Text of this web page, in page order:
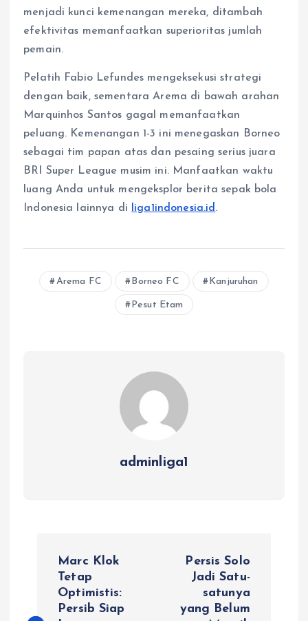
menjadi kunci kemenangan mereka, ditambah
efektivitas memanfaatkan superioritas jumlah
pemain.
Pelatih Fabio Lefundes mengeksekusi strategi
dengan baik, sementara Arema di bawah arahan
Marquinhos Santos gagal memanfaatkan
peluang. Kemenangan 1-3 ini menegaskan Borneo
sebagai tim papan atas dan pesaing serius juara
BRI Super League musim ini. Manfaatkan waktu
luang Anda untuk mengeksplor berita sepak bola
Indonesia lainnya di
liga1indonesia.id .
Arema FC Borneo FC Kanjuruhan
Pesut Etam
adminliga1
Marc Klok
Tetap
Optimistis:
Persib Siap
Persis Solo
Jadi Satu-
satunya
yang Belum